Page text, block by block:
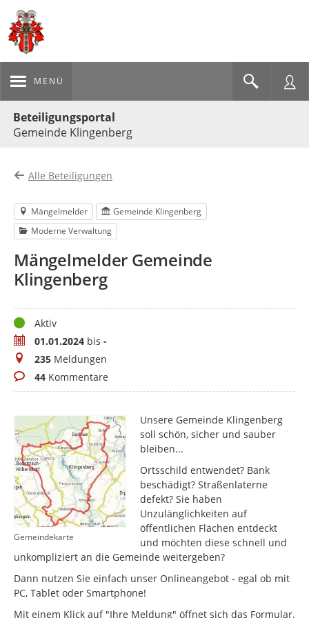
MENÜ
Beteiligungsportal
Gemeinde Klingenberg
Alle Beteiligungen
Mängelmelder
Gemeinde Klingenberg
Moderne Verwaltung
Mängelmelder Gemeinde
Klingenberg
StatusAktiv
Zeitraum01.01.2024 bis -
Meldungen
235 Meldungen
Kommentare
44 Kommentare
Gemeindekarte
Unsere Gemeinde Klingenberg
soll schön, sicher und sauber
bleiben...
Ortsschild entwendet? Bank
beschädigt? Straßenlaterne
defekt? Sie haben
Unzulänglichkeiten auf
öffentlichen Flächen entdeckt
und möchten diese schnell und
unkompliziert an die Gemeinde weitergeben?
Dann nutzen Sie einfach unser Onlineangebot - egal ob mit
PC, Tablet oder Smartphone!
Mit einem Klick auf "Ihre Meldung" öffnet sich das Formular.